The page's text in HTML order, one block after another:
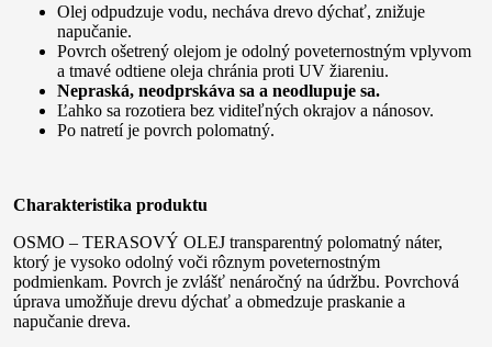
Olej odpudzuje vodu, necháva drevo dýchať, znižuje
napučanie.
Povrch ošetrený olejom je odolný poveternostným vplyvom
a tmavé odtiene oleja chránia proti UV žiareniu.
Nepraská, neodprskáva sa a neodlupuje sa.
Ľahko sa rozotiera bez viditeľných okrajov a nánosov.
Po natretí je povrch polomatný.
Charakteristika produktu
OSMO – TERASOVÝ OLEJ transparentný polomatný náter,
ktorý je vysoko odolný voči rôznym poveternostným
podmienkam. Povrch je zvlášť nenáročný na údržbu. Povrchová
úprava umožňuje drevu dýchať a obmedzuje praskanie a
napučanie dreva.